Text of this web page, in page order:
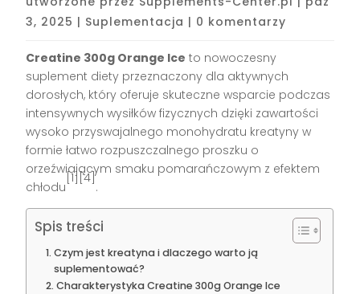
3, 2025 | Suplementacja | 0 komentarzy
Creatine 300g Orange Ice to nowoczesny
suplement diety przeznaczony dla aktywnych
dorosłych, który oferuje skuteczne wsparcie podczas
intensywnych wysiłków fizycznych dzięki zawartości
wysoko przyswajalnego monohydratu kreatyny w
formie łatwo rozpuszczalnego proszku o
orzeźwiającym smaku pomarańczowym z efektem
chłodu
[1][4]
.
Spis treści
Czym jest kreatyna i dlaczego warto ją
suplementować?
Charakterystyka Creatine 300g Orange Ice